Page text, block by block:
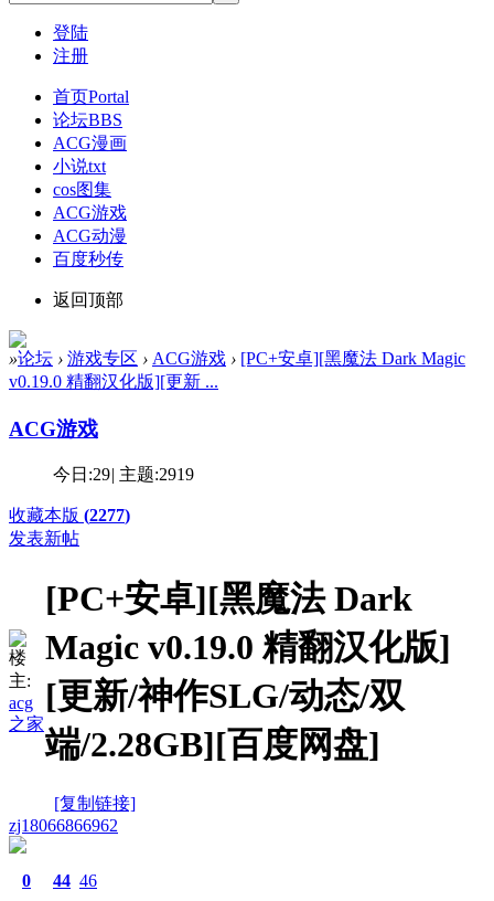
登陆
注册
首页Portal
论坛BBS
ACG漫画
小说txt
cos图集
ACG游戏
ACG动漫
百度秒传
返回顶部
»论坛 › 游戏专区 › ACG游戏 › [PC+安卓][黑魔法 Dark Magic
v0.19.0 精翻汉化版][更新 ...
ACG游戏
今日:29| 主题:2919
收藏本版 (2277)
发表新帖
楼
主:
acg
之家
[PC+安卓][黑魔法 Dark
Magic v0.19.0 精翻汉化版]
[更新/神作SLG/动态/双
端/2.28GB][百度网盘]
[复制链接]
zj18066866962
0 44 46